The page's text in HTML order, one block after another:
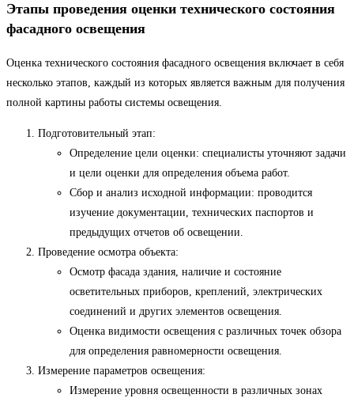
Этапы проведения оценки технического состояния
фасадного освещения
Оценка технического состояния фасадного освещения включает в себя
несколько этапов, каждый из которых является важным для получения
полной картины работы системы освещения.
Подготовительный этап:
Определение цели оценки: специалисты уточняют задачи
и цели оценки для определения объема работ.
Сбор и анализ исходной информации: проводится
изучение документации, технических паспортов и
предыдущих отчетов об освещении.
Проведение осмотра объекта:
Осмотр фасада здания, наличие и состояние
осветительных приборов, креплений, электрических
соединений и других элементов освещения.
Оценка видимости освещения с различных точек обзора
для определения равномерности освещения.
Измерение параметров освещения:
Измерение уровня освещенности в различных зонах